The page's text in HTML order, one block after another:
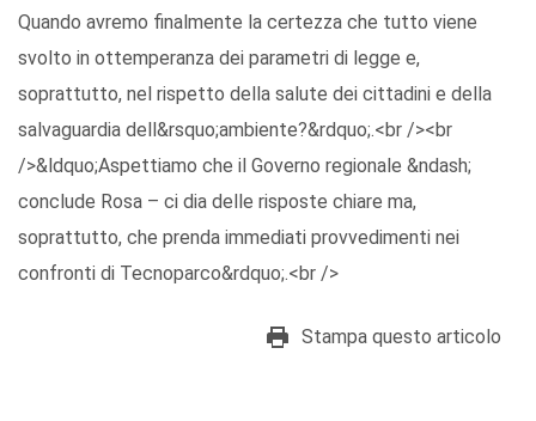
Quando avremo finalmente la certezza che tutto viene
svolto in ottemperanza dei parametri di legge e,
soprattutto, nel rispetto della salute dei cittadini e della
salvaguardia dell&rsquo;ambiente?&rdquo;.<br /><br
/>&ldquo;Aspettiamo che il Governo regionale &ndash;
conclude Rosa – ci dia delle risposte chiare ma,
soprattutto, che prenda immediati provvedimenti nei
confronti di Tecnoparco&rdquo;.<br />
Stampa questo articolo